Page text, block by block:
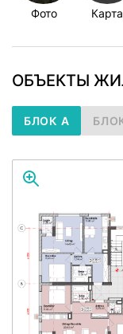
Фото Карта
ОБЪЕКТЫ
БЛОК A